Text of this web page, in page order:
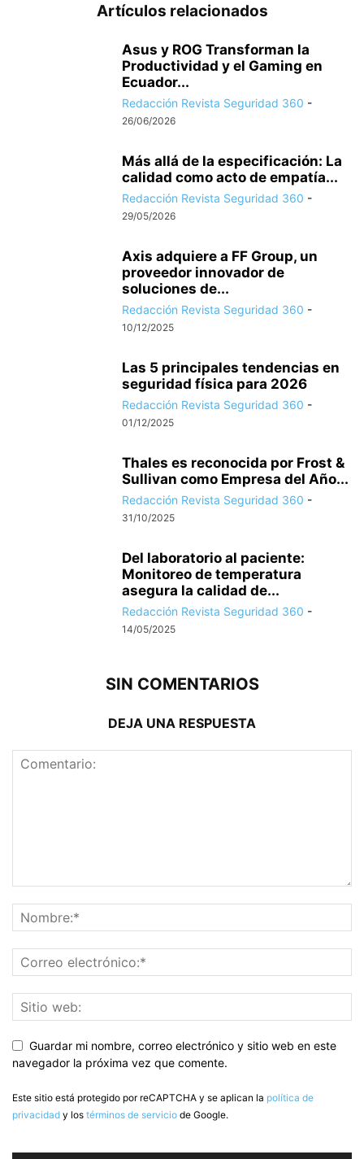
Artículos relacionados
Asus y ROG Transforman la
Productividad y el Gaming en
Ecuador...
Redacción Revista Seguridad 360 -
26/06/2026
Más allá de la especificación: La
calidad como acto de empatía...
Redacción Revista Seguridad 360 -
29/05/2026
Axis adquiere a FF Group, un
proveedor innovador de
soluciones de...
Redacción Revista Seguridad 360 -
10/12/2025
Las 5 principales tendencias en
seguridad física para 2026
Redacción Revista Seguridad 360 -
01/12/2025
Thales es reconocida por Frost &
Sullivan como Empresa del Año...
Redacción Revista Seguridad 360 -
31/10/2025
Del laboratorio al paciente:
Monitoreo de temperatura
asegura la calidad de...
Redacción Revista Seguridad 360 -
14/05/2025
SIN COMENTARIOS
DEJA UNA RESPUESTA
Guardar mi nombre, correo electrónico y sitio web en este
navegador la próxima vez que comente.
Este sitio está protegido por reCAPTCHA y se aplican la política de
privacidad y los términos de servicio de Google.